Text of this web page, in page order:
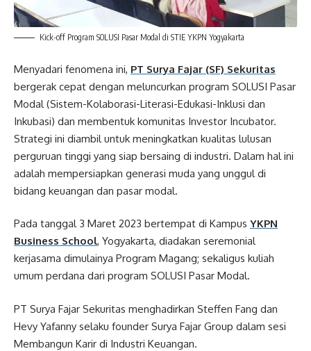
Kick-off Program SOLUSI Pasar Modal di STIE YKPN Yogyakarta
Menyadari fenomena ini, PT Surya Fajar (SF) Sekuritas
bergerak cepat dengan meluncurkan program SOLUSI Pasar
Modal (Sistem-Kolaborasi-Literasi-Edukasi-Inklusi dan
Inkubasi) dan membentuk komunitas Investor Incubator.
Strategi ini diambil untuk meningkatkan kualitas lulusan
perguruan tinggi yang siap bersaing di industri. Dalam hal ini
adalah mempersiapkan generasi muda yang unggul di
bidang keuangan dan pasar modal.
Pada tanggal 3 Maret 2023 bertempat di Kampus YKPN
Business School, Yogyakarta, diadakan seremonial
kerjasama dimulainya Program Magang; sekaligus kuliah
umum perdana dari program SOLUSI Pasar Modal.
PT Surya Fajar Sekuritas menghadirkan Steffen Fang dan
Hevy Yafanny selaku founder Surya Fajar Group dalam sesi
Membangun Karir di Industri Keuangan.